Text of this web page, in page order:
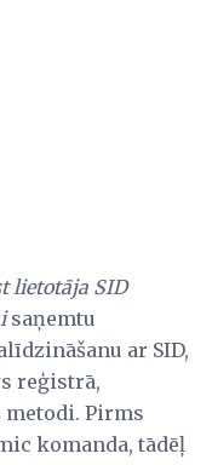
lietotāja SID
saņemtu
ar SID,
reģistrā,
metodi. Pirms
komanda, tādēļ